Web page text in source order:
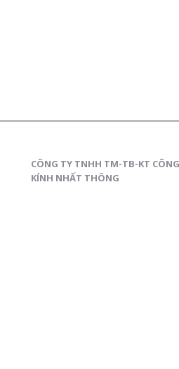
CÔNG TY TNHH TM-TB-KT
KÍNH NHẤT THÔNG